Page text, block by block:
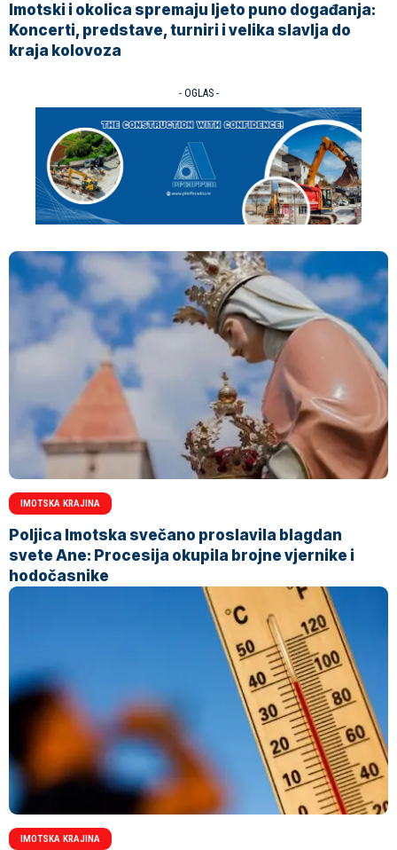
Imotski i okolica spremaju ljeto puno događanja:
Koncerti, predstave, turniri i velika slavlja do
kraja kolovoza
- OGLAS -
IMOTSKA KRAJINA
Poljica Imotska svečano proslavila blagdan
svete Ane: Procesija okupila brojne vjernike i
hodočasnike
IMOTSKA KRAJINA